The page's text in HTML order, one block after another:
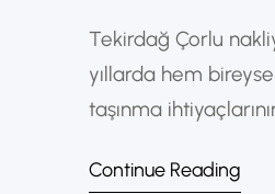
Tekirdağ Çorlu
yıllarda hem
taşınma
sanayi ve ticaret
Continue Reading